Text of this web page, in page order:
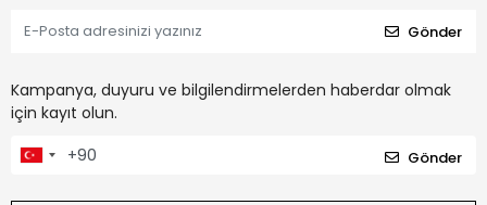
Gönder
Kampanya, duyuru ve bilgilendirmelerden haberdar olmak
için kayıt olun.
Gönder